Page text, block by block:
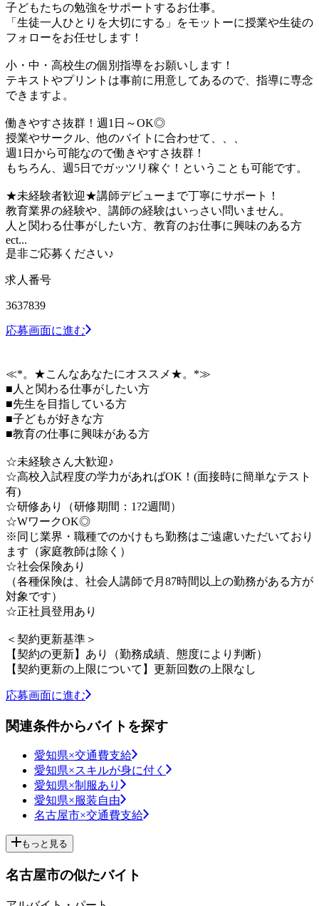
子どもたちの勉強をサポートするお仕事。
「生徒一人ひとりを大切にする」をモットーに授業や生徒の
フォローをお任せします！
小・中・高校生の個別指導をお願いします！
テキストやプリントは事前に用意してあるので、指導に専念
できますよ。
働きやすさ抜群！週1日～OK◎
授業やサークル、他のバイトに合わせて、、、
週1日から可能なので働きやすさ抜群！
もちろん、週5日でガッツリ稼ぐ！ということも可能です。
★未経験者歓迎★講師デビューまで丁寧にサポート！
教育業界の経験や、講師の経験はいっさい問いません。
人と関わる仕事がしたい方、教育のお仕事に興味のある方
ect...
是非ご応募ください♪
求人番号
3637839
応募画面に進む
≪*。★こんなあなたにオススメ★。*≫
■人と関わる仕事がしたい方
■先生を目指している方
■子どもが好きな方
■教育の仕事に興味がある方
☆未経験さん大歓迎♪
☆高校入試程度の学力があればOK！(面接時に簡単なテスト
有)
☆研修あり（研修期間：1?2週間）
☆WワークOK◎
※同じ業界・職種でのかけもち勤務はご遠慮いただいており
ます（家庭教師は除く）
☆社会保険あり
（各種保険は、社会人講師で月87時間以上の勤務がある方が
対象です）
☆正社員登用あり
＜契約更新基準＞
【契約の更新】あり（勤務成績、態度により判断）
【契約更新の上限について】更新回数の上限なし
応募画面に進む
関連条件からバイトを探す
愛知県×交通費支給
愛知県×スキルが身に付く
愛知県×制服あり
愛知県×服装自由
名古屋市×交通費支給
もっと見る
名古屋市の似たバイト